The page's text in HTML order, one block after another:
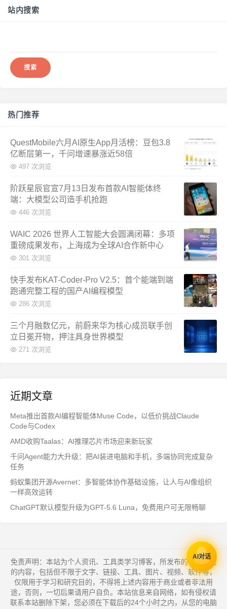
站内搜索
热门推荐
QuestMobile六月AI原生App月活榜：豆包3.8
亿断层第一，千问增速暴涨近58倍
497 次浏览
阶跃星辰官宣7月13日发布首款AI智能体终
端：大模型公司造手机抢跑
446 次浏览
WAIC 2026 世界人工智能大会圆满闭幕：多项
重磅成果发布，上海成为全球AI合作新中心
301 次浏览
快手发布KAT-Coder-Pro V2.5：首个能端到端
跑通完整工程的国产AI编程模型
286 次浏览
三个月融数亿元，前蔚来华为核心成员联手创
立日冕开物，押注具身世界模型
271 次浏览
近期文章
Meta推出首款AI编程智能体Muse Code，以低价挑战Claude
Code与Codex
AMD收购Taalas：AI推理芯片市场迎来新玩家
千问Agent能力大升级：把AI装进电脑和手机，多端协同完成复杂
任务
蚂蚁集团开源Avernet：多智能体协作基础设施，让人与AI像组织
一样高效运转
ChatGPT默认模型升级为GPT-5.6 Luna，免费用户可无限畅聊
免责声明：本站为个人资讯、工具类学习博客，所发布的一切形式
的内容，包括但不限于文字、链接、工具、图片、视频、软件等，
仅限用于学习和研究目的，不得将上述内容用于商业或者非法用
途，否则，一切后果请用户自负。本站信息来自网络，如有侵权请
联系本站删除下架，您必须在下载后的24个小时之内，从您的电脑
AI对话